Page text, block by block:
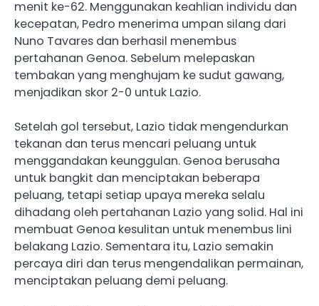
menit ke-62. Menggunakan keahlian individu dan
kecepatan, Pedro menerima umpan silang dari
Nuno Tavares dan berhasil menembus
pertahanan Genoa. Sebelum melepaskan
tembakan yang menghujam ke sudut gawang,
menjadikan skor 2-0 untuk Lazio.
Setelah gol tersebut, Lazio tidak mengendurkan
tekanan dan terus mencari peluang untuk
menggandakan keunggulan. Genoa berusaha
untuk bangkit dan menciptakan beberapa
peluang, tetapi setiap upaya mereka selalu
dihadang oleh pertahanan Lazio yang solid. Hal ini
membuat Genoa kesulitan untuk menembus lini
belakang Lazio. Sementara itu, Lazio semakin
percaya diri dan terus mengendalikan permainan,
menciptakan peluang demi peluang.